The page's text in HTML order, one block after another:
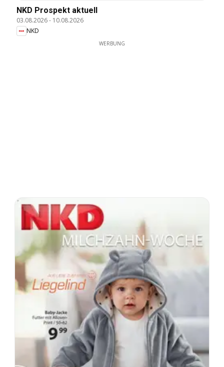
NKD Prospekt aktuell
03.08.2026- 10.08.2026
NKD
WERBUNG